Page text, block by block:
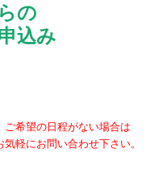
の
込み
ご希望の日程がない場合は
軽にお問い合わせ下さい。